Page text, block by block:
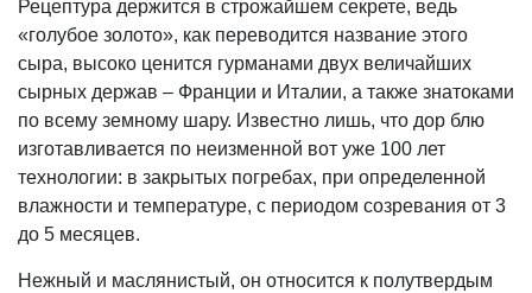
Рецептура держится в строжайшем секрете, ведь
«голубое золото», как переводится название этого
сыра, высоко ценится гурманами двух величайших
сырных держав – Франции и Италии, а также знатоками
по всему земному шару. Известно лишь, что дор блю
изготавливается по неизменной вот уже 100 лет
технологии: в закрытых погребах, при определенной
влажности и температуре, с периодом созревания от 3
до 5 месяцев.
Нежный и маслянистый, он относится к полутвердым